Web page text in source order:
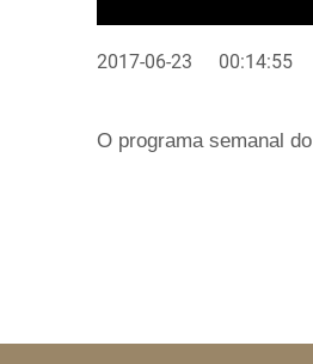
2017-06-23 00:14:55
O programa semanal